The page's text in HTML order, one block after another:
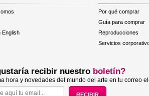
English
Por qué comprar
Guía para comprar
Reproducciones
Servicios
recibir nuestro boletín?
hora y novedades del mundo del arte en tu correo